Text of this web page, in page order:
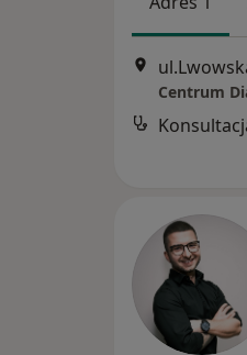
Centrum